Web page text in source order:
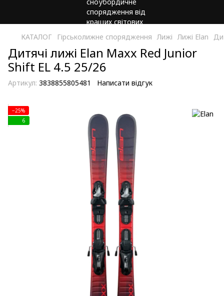
КАТАЛОГ Гірськолижне спорядження Лижі Лижі Elan
Дитячі лижі Elan Maxx Red Junior
Shift EL 4.5 25/26
Артикул: 3838855805481 Написати відгук
−25%
6